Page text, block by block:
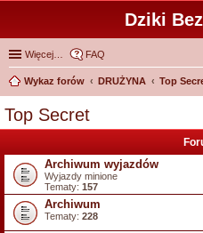
Dziki
Więcej… FAQ
Wykaz forów DRUŻYNA
Top
Top Secret
Archiwum wyjazdów
Wyjazdy minione
Tematy: 157
Archiwum
Tematy: 228